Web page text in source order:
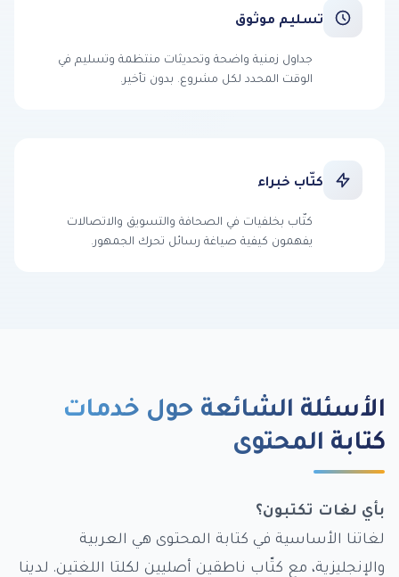
تسليم موثوق
جداول زمنية واضحة وتحديثات منتظمة وتسليم في
الوقت المحدد لكل مشروع. بدون تأخير.
كتّاب خبراء
كتّاب بخلفيات في الصحافة والتسويق والاتصالات
يفهمون كيفية صياغة رسائل تحرك الجمهور.
الأسئلة الشائعة حول خدمات
كتابة المحتوى
بأي لغات تكتبون؟
لغاتنا الأساسية في كتابة المحتوى هي العربية
والإنجليزية، مع كتّاب ناطقين أصليين لكلتا اللغتين. لدينا